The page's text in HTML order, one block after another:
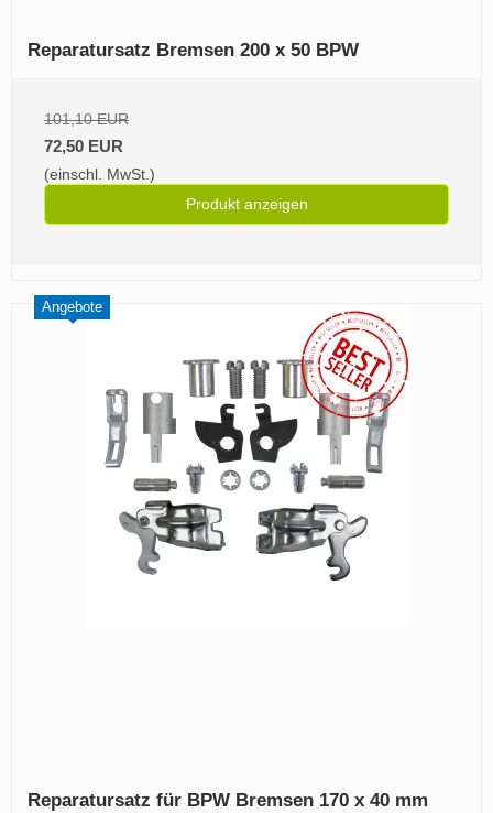
Reparatursatz Bremsen 200 x 50 BPW
101,10 EUR
72,50 EUR
(einschl. MwSt.)
Produkt anzeigen
Angebote
Reparatursatz für BPW Bremsen 170 x 40 mm